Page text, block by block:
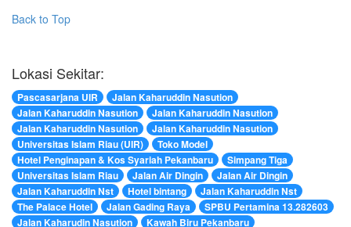
Back to Top
Lokasi Sekitar:
Pascasarjana UIR
Jalan Kaharuddin Nasution
Jalan Kaharuddin Nasution
Jalan Kaharuddin Nasution
Jalan Kaharuddin Nasution
Jalan Kaharuddin Nasution
Universitas Islam Riau (UIR)
Toko Model
Hotel Penginapan & Kos Syariah Pekanbaru
Simpang Tiga
Universitas Islam Riau
Jalan Air Dingin
Jalan Air Dingin
Jalan Kaharuddin Nst
Hotel bintang
Jalan Kaharuddin Nst
The Palace Hotel
Jalan Gading Raya
SPBU Pertamina 13.282603
Jalan Kaharudin Nasution
Kawah Biru Pekanbaru